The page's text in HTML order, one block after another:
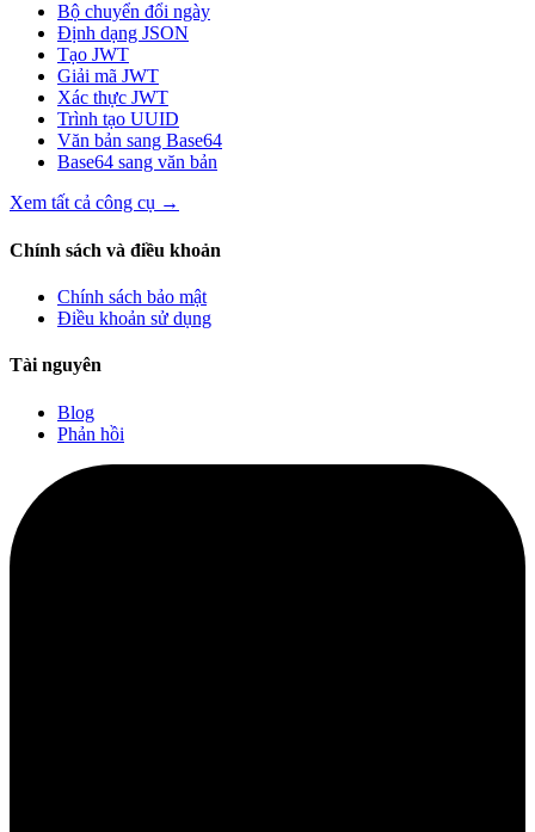
Bộ chuyển đổi ngày
Định dạng JSON
Tạo JWT
Giải mã JWT
Xác thực JWT
Trình tạo UUID
Văn bản sang Base64
Base64 sang văn bản
Xem tất cả công cụ →
Chính sách và điều khoản
Chính sách bảo mật
Điều khoản sử dụng
Tài nguyên
Blog
Phản hồi